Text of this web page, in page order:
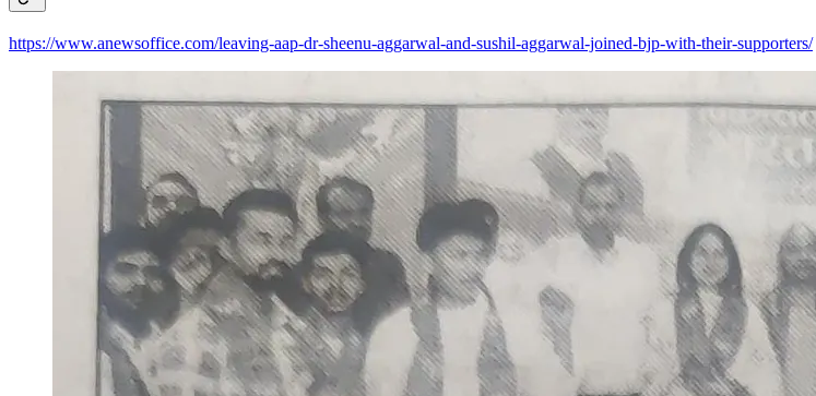
https://www.anewsoffice.com/leaving-aap-dr-sheenu-aggarwal-and-sushil-aggarwal-joined-bjp-with-their-supporters/